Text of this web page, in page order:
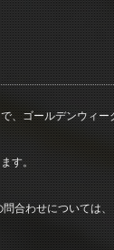
、ゴールデンウィ
す。
合わせについては